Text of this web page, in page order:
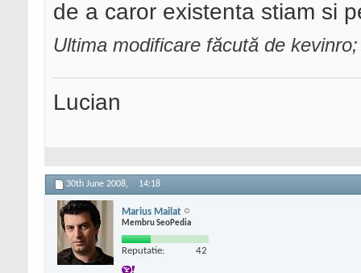
de a caror existenta stiam si
Ultima modificare făcută de
Lucian
30th June 2008, 14:18
Marius Mailat
Membru SeoPedia
Reputatie: 42